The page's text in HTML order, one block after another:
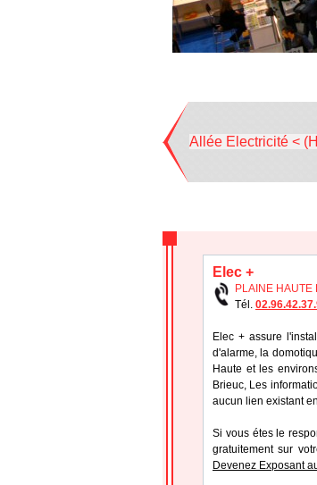
Allée Electricité <
Elec +
PLAINE HAUTE
Tél.
Elec + assure
d'alarme, la
Haute et les
Brieuc, Les
aucun lien existant
Si vous étes le
gratuitement sur
Devenez Exposant